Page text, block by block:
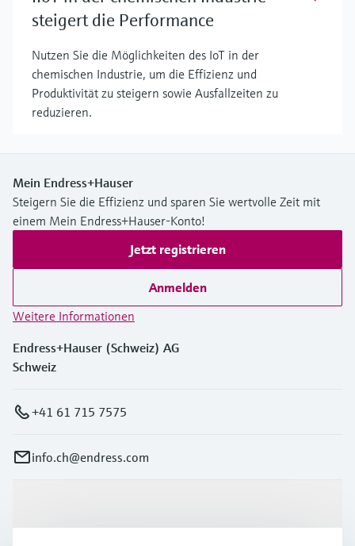
steigert die Performance
Nutzen Sie die Möglichkeiten des IoT in der
chemischen Industrie, um die Effizienz und
Produktivität zu steigern sowie Ausfallzeiten zu
reduzieren.
Mein Endress+Hauser
Steigern Sie die Effizienz und sparen Sie wertvolle Zeit mit
einem Mein Endress+Hauser-Konto!
Jetzt registrieren
Anmelden
Weitere Informationen
Endress+Hauser (Schweiz) AG
Schweiz
+41 61 715 7575
info.ch@endress.com